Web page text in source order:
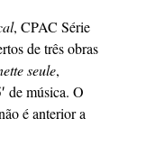
, CPAC Série
de três obras
seule,
de música. O
é anterior a